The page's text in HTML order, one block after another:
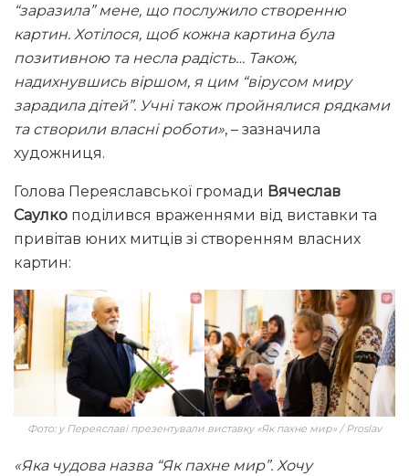
“заразила”мене, що послужило створенню
картин. Хотілося, щоб кожна картина була
позитивною та несла радість… Також,
надихнувшись віршом, я цим “вірусом миру
зарадила дітей”. Учні також пройнялися рядками
та створили власні роботи», – зазначила
художниця.
Голова Переяславської громади Вячеслав
Саулко поділився враженнями від виставки та
привітав юних митців зі створенням власних
картин:
Фото: у Переяславі презентували виставку «Як пахне мир» / Proslav
«Яка чудова назва “Як пахне мир”. Хочу